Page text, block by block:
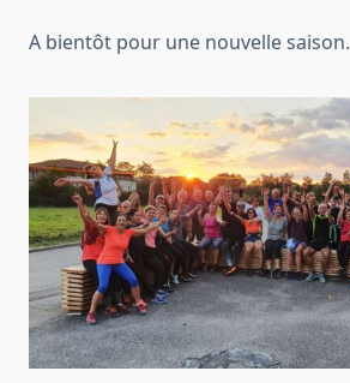
A bientôt pour une nouvelle saison.